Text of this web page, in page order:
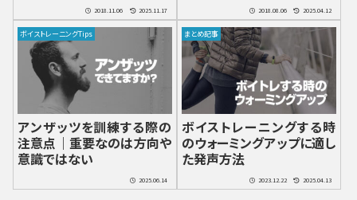
2018.11.06 2025.11.17 2018.08.06 2025.04.12
ボイストレーニングTips
アンザッツを訓練する際の
注意点｜重要なのは方向や
意識ではない
2025.06.14
まとめ記事
ボイストレーニングする時
のウォーミングアップに適し
た発声方法
2023.12.22 2025.04.13